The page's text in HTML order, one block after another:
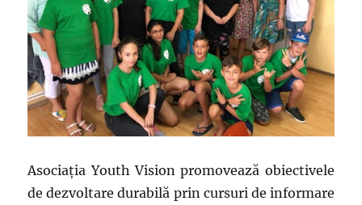
Asociația Youth Vision promovează obiectivele
de dezvoltare durabilă prin cursuri de informare